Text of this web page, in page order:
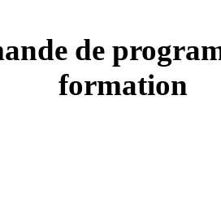
de
formation